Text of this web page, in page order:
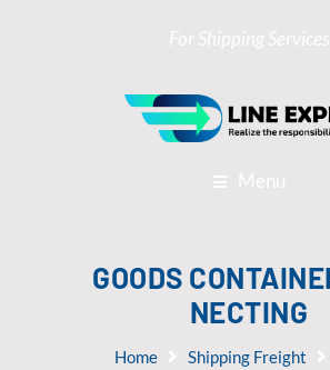
For Shipping Services
Menu
GOODS
NECTING
Home Shipping Freight